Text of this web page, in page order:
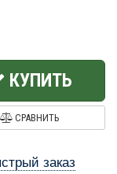
КУПИТЬ
СРАВНИТЬ
заказ